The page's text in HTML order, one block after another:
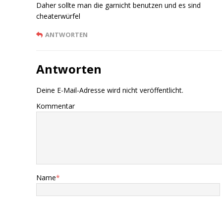
Daher sollte man die garnicht benutzen und es sind
cheaterwürfel
ANTWORTEN
Antworten
Deine E-Mail-Adresse wird nicht veröffentlicht.
Kommentar
Name*